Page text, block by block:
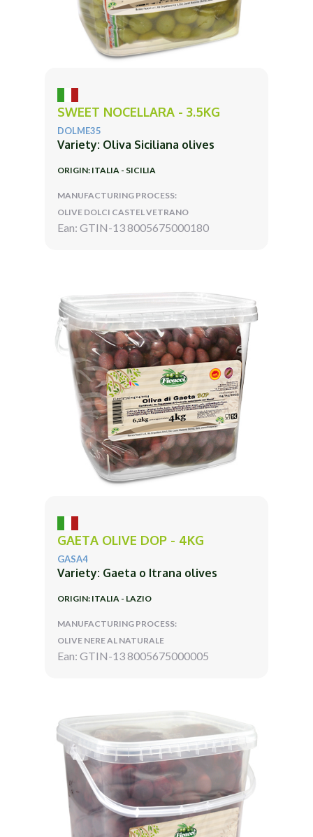
SWEET NOCELLARA - 3.5KG
DOLME35
Variety: Oliva Siciliana olives
ORIGIN: ITALIA - SICILIA
MANUFACTURING PROCESS:
OLIVE DOLCI CASTEL VETRANO
Ean: GTIN-13 8005675000180
GAETA OLIVE DOP - 4KG
GASA4
Variety: Gaeta o Itrana olives
ORIGIN: ITALIA - LAZIO
MANUFACTURING PROCESS:
OLIVE NERE AL NATURALE
Ean: GTIN-13 8005675000005